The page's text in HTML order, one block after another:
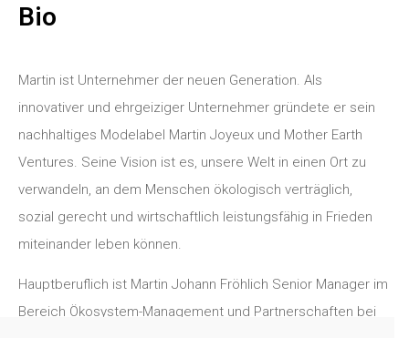
Bio
Martin ist Unternehmer der neuen Generation. Als
innovativer und ehrgeiziger Unternehmer gründete er sein
nachhaltiges Modelabel Martin Joyeux und Mother Earth
Ventures. Seine Vision ist es, unsere Welt in einen Ort zu
verwandeln, an dem Menschen ökologisch verträglich,
sozial gerecht und wirtschaftlich leistungsfähig in Frieden
miteinander leben können.
Hauptberuflich ist Martin Johann Fröhlich Senior Manager im
Bereich Ökosystem-Management und Partnerschaften bei